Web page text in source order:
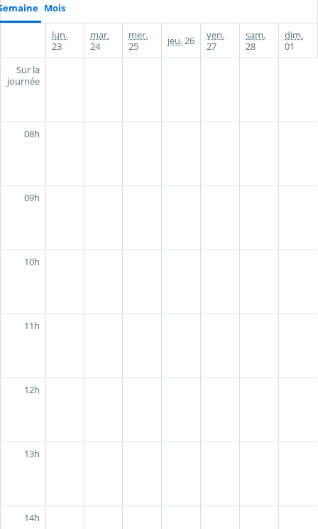
Mois
lun.
23
mar.
24
mer.
25
jeu.26
ven.
27
sam.
28
dim.
01
Sur la
journée
08h
09h
10h
11h
12h
13h
14h